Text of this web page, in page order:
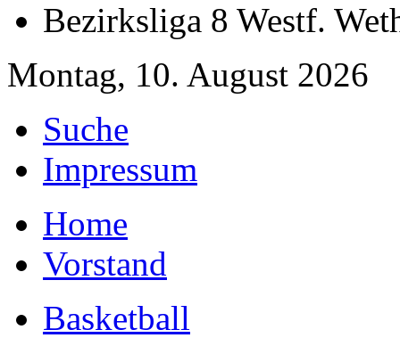
Bezirksliga 8 Westf.
Montag, 10. August 2026
Suche
Impressum
Home
Vorstand
Basketball